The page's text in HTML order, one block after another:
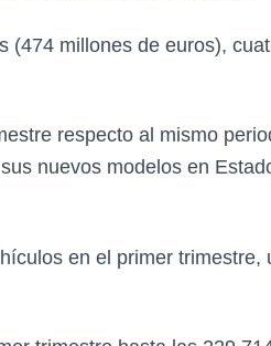
millones de euros),
respecto al mismo
nuevos modelos en
en el primer